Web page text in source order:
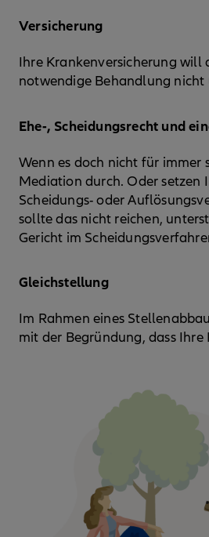
Versicherung
Ihre Krankenversicherung will
notwendige Behandlung nicht
Ehe-, Scheidungsrecht und
Wenn es doch nicht für immer
Mediation durch. Oder setzen
Scheidungs- oder
sollte das nicht reichen,
Gericht im
Gleichstellung
Im Rahmen eines
mit der Begründung, dass